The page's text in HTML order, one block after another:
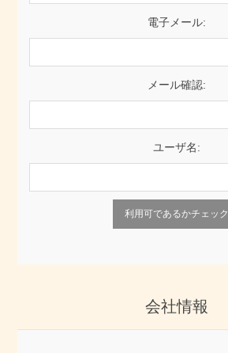
電子メール:
メール確認:
ユーザ名:
利用可であるかチェック
会社情報